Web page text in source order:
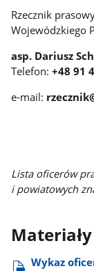
Rzecznik
Wojewódzkiego
asp. Dariusz
Telefon:+48 91
e-mail:
Lista oficerów
i powiatowych
Materiały
Wykaz